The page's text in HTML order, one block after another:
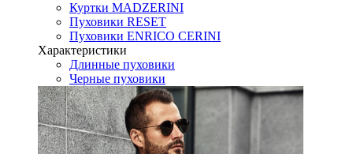
Куртки MADZERINI
Пуховики RESET
Пуховики ENRICO CERINI
Характеристики
Длинные пуховики
Черные пуховики